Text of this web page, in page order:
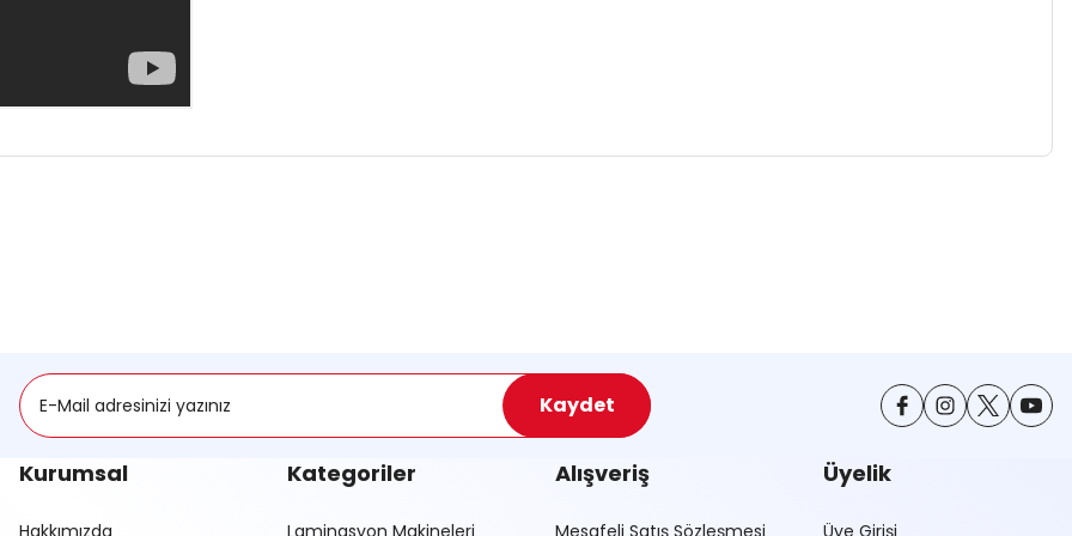
Kaydet
Kurumsal
Hakkımızda
Kategoriler
Laminasyon Makineleri
Alışveriş
Mesafeli Satış Sözleşmesi
Üyelik
Üye Girişi